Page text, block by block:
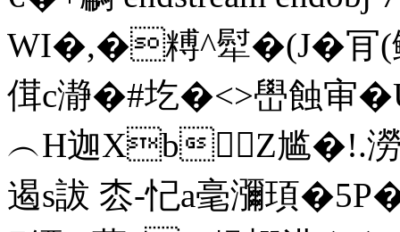
WI�,�糐^犚�(J�肎(
傇c瀞�#圪�<>嶨蝕审
︵H迦XbZ尴�!.澇6
遏s詙 枩-忋a毫瀰頊